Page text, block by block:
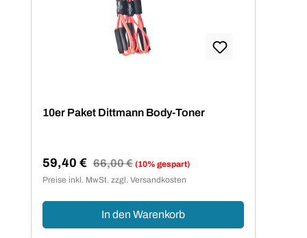
10er Paket Dittmann Body-Toner
Verkaufspreis:
59,40 € Regulärer Preis:
66,00 € (10% gespart)
Preise inkl. MwSt. zzgl. Versandkosten
In den Warenkorb